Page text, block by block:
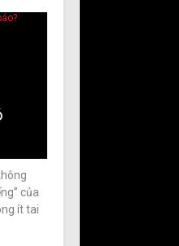
của
ít tai